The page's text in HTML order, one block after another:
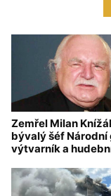
Zemřel Milan
bývalý šéf Národní
výtvarník a